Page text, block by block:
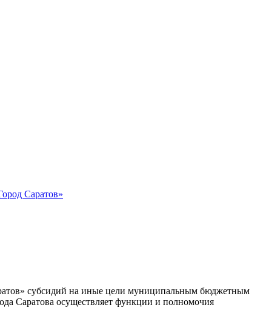
Саратов»
субсидий на иные цели муниципальным бюджетным
Саратова осуществляет функции и полномочия